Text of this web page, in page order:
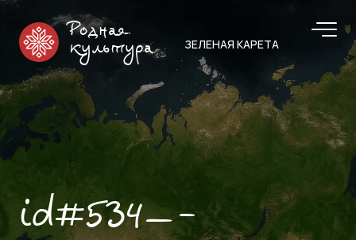
Родная
культура
ЗЕЛЕНАЯ КАРЕТА
id#534—-